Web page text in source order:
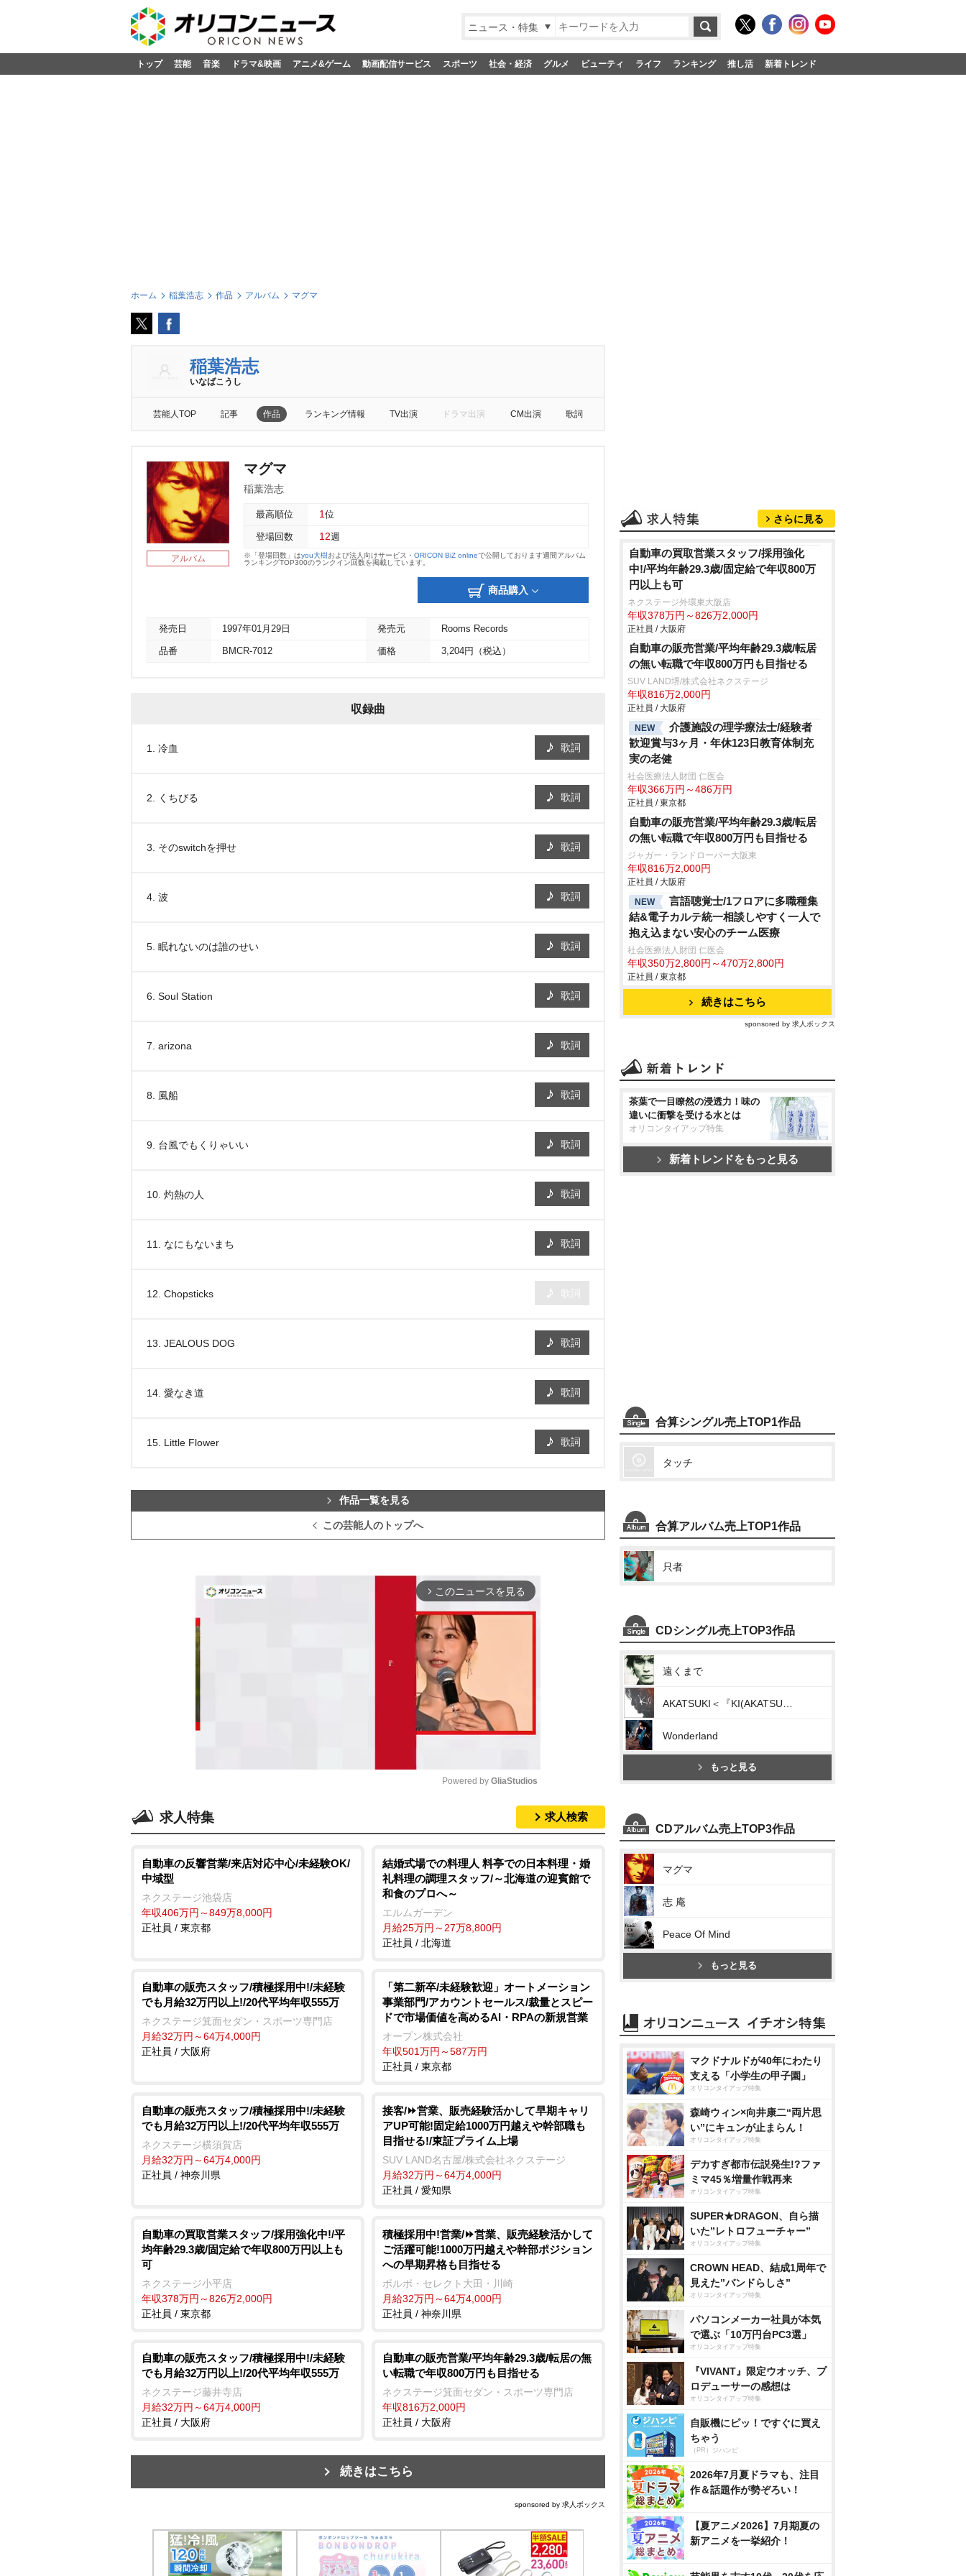
ニュース・特集
トップ 芸能 音楽 ドラマ&映画 アニメ&ゲーム 動画配信サービス スポーツ 社会・経済 グルメ ビューティ ライフ ランキング 推し活 新着トレンド
ホーム 稲葉浩志 作品 アルバム マグマ
稲葉浩志
いなばこうし
芸能人TOP 記事 作品 ランキング情報 TV出演 ドラマ出演 CM出演 歌詞
アルバム
マグマ
稲葉浩志
最高順位 1 位
登場回数 12週
※「登場回数」はyou大樹および法人向けサービス・ ORICON BiZ onlineで公開しております週間アルバム
ランキングTOP300のランクイン回数を掲載しています。
商品購入
発売日 1997年01月29日 発売元 Rooms Records
品番 BMCR-7012 価格 3,204円（税込）
収録曲
1. 冷血 歌詞
2. くちびる 歌詞
3. そのswitchを押せ 歌詞
4. 波 歌詞
5. 眠れないのは誰のせい 歌詞
6. Soul Station 歌詞
7. arizona 歌詞
8. 風船 歌詞
9. 台風でもくりゃいい 歌詞
10. 灼熱の人 歌詞
11. なにもないまち 歌詞
12. Chopsticks
13. JEALOUS DOG 歌詞
14. 愛なき道 歌詞
15. Little Flower 歌詞
作品一覧を見る
この芸能人のトップへ
arrow_forward_ios このニュースを見る
e
Powered by GliaStudios
求人特集 求人検索
自動車の反響営業/来店対応中心/未経験OK/
中域型
ネクステージ池袋店
年収406万円～849万8,000円
正社員 / 東京都
結婚式場での料理人 料亭での日本料理・婚
礼料理の調理スタッフ/～北海道の迎賓館で
和食のプロへ～
エルムガーデン
月給25万円～27万8,800円
正社員 / 北海道
自動車の販売スタッフ/積極採用中!/未経験
でも月給32万円以上!/20代平均年収555万
ネクステージ箕面セダン・スポーツ専門店
月給32万円～64万4,000円
正社員 / 大阪府
「第二新卒/未経験歓迎」オートメーション
事業部門/アカウントセールス/裁量とスピー
ドで市場価値を高めるAI・RPAの新規営業
オープン株式会社
年収501万円～587万円
正社員 / 東京都
自動車の販売スタッフ/積極採用中!/未経験
でも月給32万円以上!/20代平均年収555万
ネクステージ横須賀店
月給32万円～64万4,000円
正社員 / 神奈川県
接客/⏩️営業、販売経験活かして早期キャリ
アUP可能!固定給1000万円越えや幹部職も
目指せる!/東証プライム上場
SUV LAND名古屋/株式会社ネクステージ
月給32万円～64万4,000円
正社員 / 愛知県
自動車の買取営業スタッフ/採用強化中!/平
均年齢29.3歳/固定給で年収800万円以上も
可
ネクステージ小平店
年収378万円～826万2,000円
正社員 / 東京都
積極採用中!営業/⏩️営業、販売経験活かして
ご活躍可能!1000万円越えや幹部ポジション
への早期昇格も目指せる
ボルボ・セレクト大田・川崎
月給32万円～64万4,000円
正社員 / 神奈川県
自動車の販売スタッフ/積極採用中!/未経験
でも月給32万円以上!/20代平均年収555万
ネクステージ藤井寺店
月給32万円～64万4,000円
正社員 / 大阪府
自動車の販売営業/平均年齢29.3歳/転居の無
い転職で年収800万円も目指せる
ネクステージ箕面セダン・スポーツ専門店
年収816万2,000円
正社員 / 大阪府
続きはこちら
sponsored by 求人ボックス
さらに見る
自動車の買取営業スタッフ/採用強化
中!/平均年齢29.3歳/固定給で年収800万
円以上も可
ネクステージ外環東大阪店
年収378万円～826万2,000円
正社員 / 大阪府
自動車の販売営業/平均年齢29.3歳/転居
の無い転職で年収800万円も目指せる
SUV LAND堺/株式会社ネクステージ
年収816万2,000円
正社員 / 大阪府
NEW
介護施設の理学療法士/経験者
歓迎賞与3ヶ月・年休123日教育体制充
実の老健
社会医療法人財団 仁医会
年収366万円～486万円
正社員 / 東京都
自動車の販売営業/平均年齢29.3歳/転居
の無い転職で年収800万円も目指せる
ジャガー・ランドローバー大阪東
年収816万2,000円
正社員 / 大阪府
NEW
言語聴覚士/1フロアに多職種集
結&電子カルテ統一相談しやすく一人で
抱え込まない安心のチーム医療
社会医療法人財団 仁医会
年収350万2,800円～470万2,800円
正社員 / 東京都
続きはこちら
sponsored by 求人ボックス
茶葉で一目瞭然の浸透力！味の
違いに衝撃を受ける水とは
オリコンタイアップ特集
新着トレンドをもっと見る
合算シングル売上TOP1作品
タッチ
合算アルバム売上TOP1作品
只者
CDシングル売上TOP3作品
遠くまで
Wonderland
もっと見る
CDアルバム売上TOP3作品
マグマ
志 庵
Peace Of Mind
もっと見る
マクドナルドが40年にわたり
支える「小学生の甲子園」
オリコンタイアップ特集
森崎ウィン×向井康二“両片思
い”にキュンが止まらん！
オリコンタイアップ特集
デカすぎ都市伝説発生!?ファ
ミマ45％増量作戦再来
オリコンタイアップ特集
SUPER★DRAGON、自ら描
いた”レトロフューチャー”
オリコンタイアップ特集
CROWN HEAD、結成1周年で
見えた”バンドらしさ”
オリコンタイアップ特集
パソコンメーカー社員が本気
で選ぶ「10万円台PC3選」
オリコンタイアップ特集
『VIVANT』限定ウオッチ、プ
ロデューサーの感想は
オリコンタイアップ特集
自販機にピッ！ですぐに買え
ちゃう
（PR）ジハンピ
2026年7月夏ドラマも、注目
作＆話題作が勢ぞろい！
【夏アニメ2026】7月期夏の
新アニメを一挙紹介！